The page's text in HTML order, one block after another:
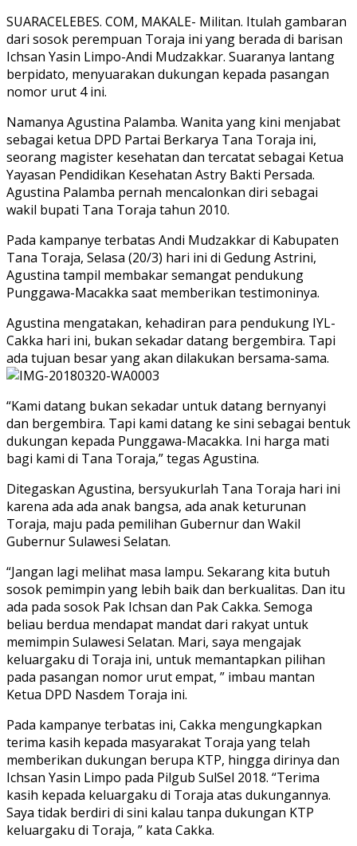
SUARACELEBES. COM, MAKALE- Militan. Itulah gambaran
dari sosok perempuan Toraja ini yang berada di barisan
Ichsan Yasin Limpo-Andi Mudzakkar. Suaranya lantang
berpidato, menyuarakan dukungan kepada pasangan
nomor urut 4 ini.
Namanya Agustina Palamba. Wanita yang kini menjabat
sebagai ketua DPD Partai Berkarya Tana Toraja ini,
seorang magister kesehatan dan tercatat sebagai Ketua
Yayasan Pendidikan Kesehatan Astry Bakti Persada.
Agustina Palamba pernah mencalonkan diri sebagai
wakil bupati Tana Toraja tahun 2010.
Pada kampanye terbatas Andi Mudzakkar di Kabupaten
Tana Toraja, Selasa (20/3) hari ini di Gedung Astrini,
Agustina tampil membakar semangat pendukung
Punggawa-Macakka saat memberikan testimoninya.
Agustina mengatakan, kehadiran para pendukung IYL-
Cakka hari ini, bukan sekadar datang bergembira. Tapi
ada tujuan besar yang akan dilakukan bersama-sama.
“Kami datang bukan sekadar untuk datang bernyanyi
dan bergembira. Tapi kami datang ke sini sebagai bentuk
dukungan kepada Punggawa-Macakka. Ini harga mati
bagi kami di Tana Toraja,” tegas Agustina.
Ditegaskan Agustina, bersyukurlah Tana Toraja hari ini
karena ada ada anak bangsa, ada anak keturunan
Toraja, maju pada pemilihan Gubernur dan Wakil
Gubernur Sulawesi Selatan.
“Jangan lagi melihat masa lampu. Sekarang kita butuh
sosok pemimpin yang lebih baik dan berkualitas. Dan itu
ada pada sosok Pak Ichsan dan Pak Cakka. Semoga
beliau berdua mendapat mandat dari rakyat untuk
memimpin Sulawesi Selatan. Mari, saya mengajak
keluargaku di Toraja ini, untuk memantapkan pilihan
pada pasangan nomor urut empat, ” imbau mantan
Ketua DPD Nasdem Toraja ini.
Pada kampanye terbatas ini, Cakka mengungkapkan
terima kasih kepada masyarakat Toraja yang telah
memberikan dukungan berupa KTP, hingga dirinya dan
Ichsan Yasin Limpo pada Pilgub SulSel 2018. “Terima
kasih kepada keluargaku di Toraja atas dukungannya.
Saya tidak berdiri di sini kalau tanpa dukungan KTP
keluargaku di Toraja, ” kata Cakka.